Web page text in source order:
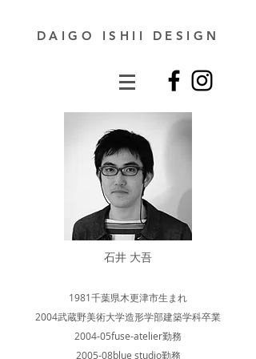
DAIGO ISHII DESIGN
石井 大吾
1981千葉県木更津市生まれ
2004武蔵野美術大学造形学部建築学科卒業
2004-05fuse-atelier勤務
2005-08blue studio勤務